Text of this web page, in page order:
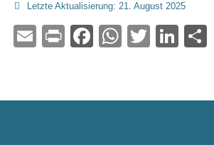
Letzte Aktualisierung: 21. August 2025
EmailPrintFacebook
WhatsApp
Twitter